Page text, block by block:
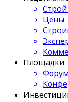
Цены
Площадки